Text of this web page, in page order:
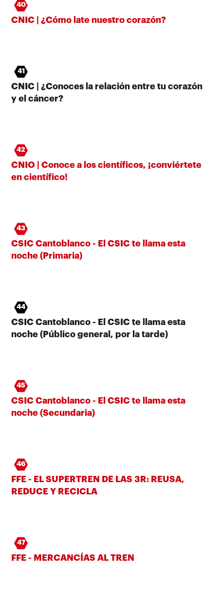
40
CNIC | ¿Cómo late nuestro corazón?
41
CNIC | ¿Conoces la relación entre tu corazón
y el cáncer?
42
CNIO | Conoce a los científicos, ¡conviértete
en científico!
43
CSIC Cantoblanco - El CSIC te llama esta
noche (Primaria)
44
CSIC Cantoblanco - El CSIC te llama esta
noche (Público general, por la tarde)
45
CSIC Cantoblanco - El CSIC te llama esta
noche (Secundaria)
46
FFE - EL SUPERTREN DE LAS 3R: REUSA,
REDUCE Y RECICLA
47
FFE - MERCANCÍAS AL TREN